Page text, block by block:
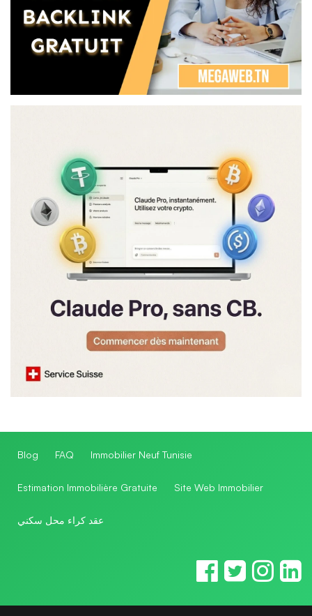
Blog FAQ Immobilier Neuf Tunisie
Estimation Immobilière Gratuite Site Web Immobilier
عقد كراء محل سكني